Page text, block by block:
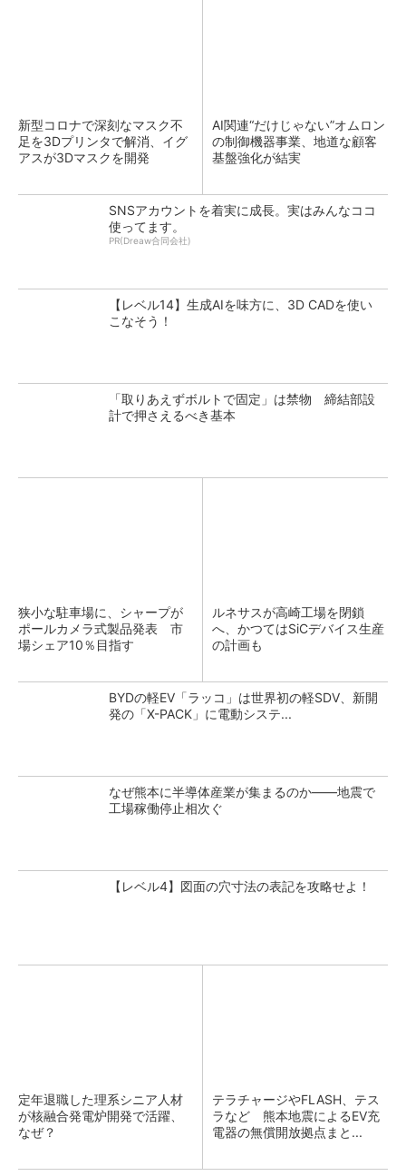
新型コロナで深刻なマスク不
足を3Dプリンタで解消、イグ
アスが3Dマスクを開発
AI関連“だけじゃない”オムロン
の制御機器事業、地道な顧客
基盤強化が結実
SNSアカウントを着実に成長。実はみんなココ
使ってます。
PR(Dreaw合同会社)
【レベル14】生成AIを味方に、3D CADを使い
こなそう！
「取りあえずボルトで固定」は禁物 締結部設
計で押さえるべき基本
狭小な駐車場に、シャープが
ポールカメラ式製品発表 市
場シェア10％目指す
ルネサスが高崎工場を閉鎖
へ、かつてはSiCデバイス生産
の計画も
BYDの軽EV「ラッコ」は世界初の軽SDV、新開
発の「X-PACK」に電動システ...
なぜ熊本に半導体産業が集まるのか――地震で
工場稼働停止相次ぐ
【レベル4】図面の穴寸法の表記を攻略せよ！
定年退職した理系シニア人材
が核融合発電炉開発で活躍、
なぜ？
テラチャージやFLASH、テス
ラなど 熊本地震によるEV充
電器の無償開放拠点まと...